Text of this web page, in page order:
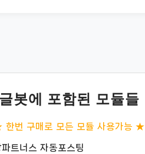
글봇에 포함된 모듈들
번 구매로 모든 모듈 사용가능 ★
파트너스 자동포스팅